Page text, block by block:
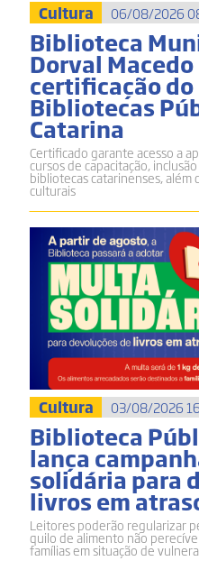
Cultura 06/08/2026
Biblioteca
Dorval
certificação
Bibliotecas
Catarina
Certificado garante acesso a
cursos de capacitação,
bibliotecas catarinenses, além
culturais
Cultura 03/08/2026
Biblioteca
lança
solidária para
livros em
Leitores poderão regularizar
quilo de alimento não
famílias em situação de